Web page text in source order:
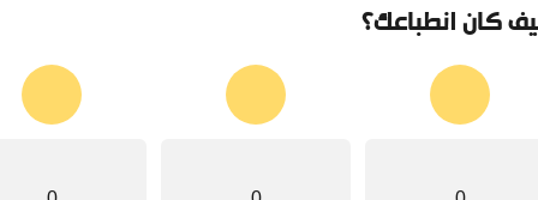
كان انطباعك؟